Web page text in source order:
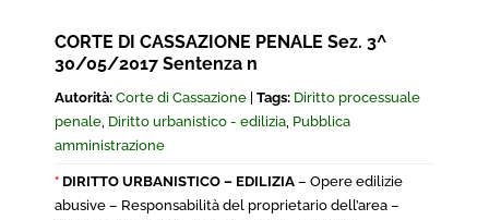
CORTE DI CASSAZIONE PENALE Sez. 3^
30/05/2017 Sentenza n
Autorità: Corte di Cassazione Tags: Diritto processuale
penale, Diritto urbanistico - edilizia, Pubblica
amministrazione
* DIRITTO URBANISTICO – EDILIZIA – Opere edilizie
abusive – Responsabilità del proprietario dell’area –